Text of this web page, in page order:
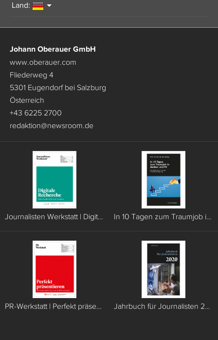
Land:
Johann Oberauer GmbH
www.oberauer.com
Fliederweg 4
5301 Eugendorf bei Salzburg
Österreich
+43 6225 2700
redaktion@newsroom.de
Journalisten Werkstatt | Digitale Recherche In 10 Tagen zum Traumjob in Medien und PR
PR-Werkstatt | Perfekt präsentieren Jahrbuch für Journalisten 2020